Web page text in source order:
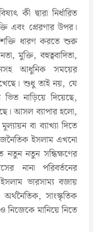
কী দ্বারা নির্ধারিত
এবং প্রেরণার উপর।
ধারণ করতে শুরু
মুক্তি, বহুত্ববাদিতা,
আধুনিক সময়ের
শুধু তাই নয়, যে
ভিত নাড়িয়ে দিয়েছে,
আসল ব্যাপার হলো,
বা ব্যাখ্যা দিতে
ইসলাম এখনো
নতুন নতুন সন্ধিক্ষণের
নানা পরিবর্তনের
ভারসাম্য বজায়
সাংস্কৃতিক
মানিয়ে নিতে